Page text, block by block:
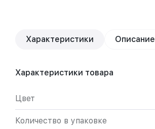
Характеристики Описание
Характеристики товара
Цвет
Количество в упаковке